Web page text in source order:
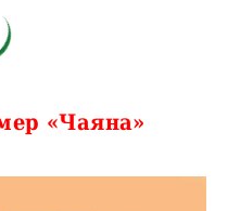
«Чаяна»